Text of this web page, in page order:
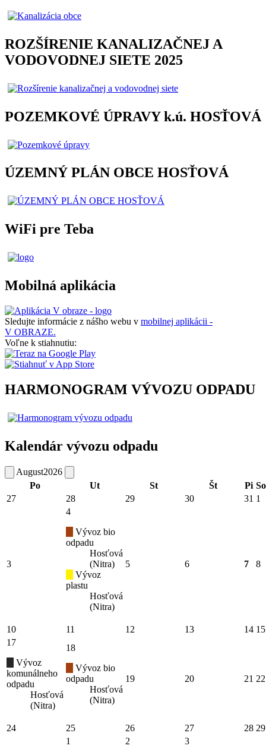
ROZŠÍRENIE KANALIZAČNEJ A
VODOVODNEJ SIETE 2025
POZEMKOVÉ ÚPRAVY k.ú. HOSŤOVÁ
ÚZEMNÝ PLÁN OBCE HOSŤOVÁ
WiFi pre Teba
Mobilná aplikácia
Sledujte informácie z nášho webu v mobilnej aplikácii -
V OBRAZE.
Voľne k stiahnutiu:
HARMONOGRAM VÝVOZU ODPADU
Kalendár vývozu odpadu
August2026
Po
Ut St Št Pi So
27
28 29 30 31 1
3
4
Vývoz bio
odpadu
Hosťová
(Nitra)
Vývoz
plastu
Hosťová
(Nitra)
5 6 7 8
10 11 12 13 14 15
17
Vývoz
komunálneho
odpadu
Hosťová
(Nitra)
18
Vývoz bio
odpadu
Hosťová
(Nitra)
19 20 21 22
24 25 26 27 28 29
1
2
3